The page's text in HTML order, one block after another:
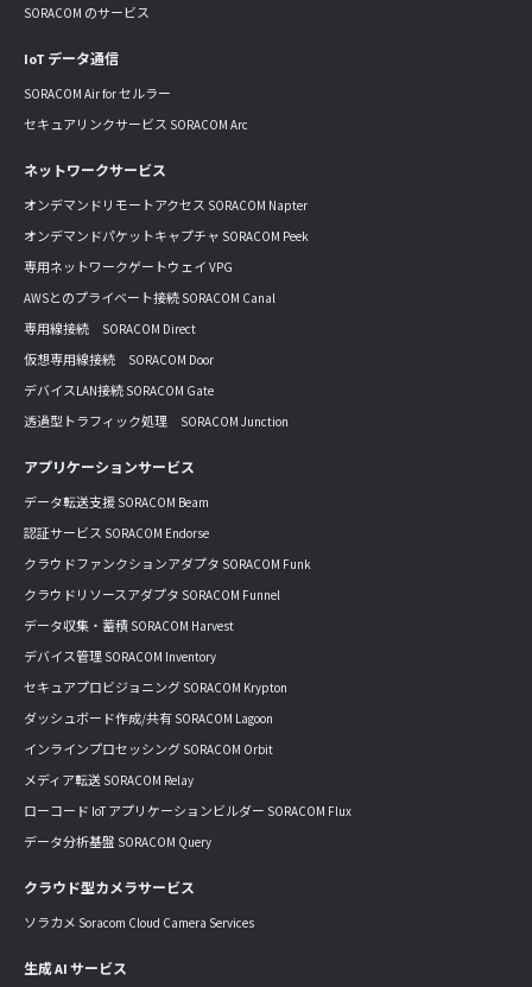
SORACOM のサービス
IoT データ通信
SORACOM Air for セルラー
セキュアリンクサービス SORACOM Arc
ネットワークサービス
オンデマンドリモートアクセス SORACOM Napter
オンデマンドパケットキャプチャ SORACOM Peek
専用ネットワークゲートウェイ VPG
AWSとのプライベート接続 SORACOM Canal
専用線接続 SORACOM Direct
仮想専用線接続 SORACOM Door
デバイスLAN接続 SORACOM Gate
透過型トラフィック処理 SORACOM Junction
アプリケーションサービス
データ転送支援 SORACOM Beam
認証サービス SORACOM Endorse
クラウドファンクションアダプタ SORACOM Funk
クラウドリソースアダプタ SORACOM Funnel
データ収集・蓄積 SORACOM Harvest
デバイス管理 SORACOM Inventory
セキュアプロビジョニング SORACOM Krypton
ダッシュボード作成/共有 SORACOM Lagoon
インラインプロセッシング SORACOM Orbit
メディア転送 SORACOM Relay
ローコード IoT アプリケーションビルダー SORACOM Flux
データ分析基盤 SORACOM Query
クラウド型カメラサービス
ソラカメ Soracom Cloud Camera Services
生成 AI サービス